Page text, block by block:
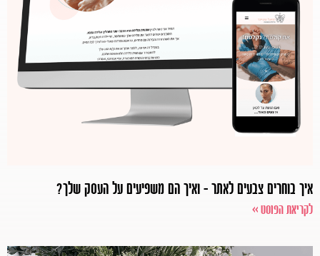
איך בוחרים צבעים לאתר – ואיך הם משפיעים על העסק שלך?
לקריאת הפוסט >>